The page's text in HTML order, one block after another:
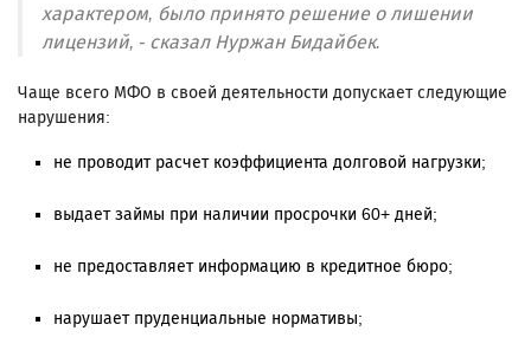
характером, было принято решение о лишении
лицензий, - сказал Нуржан Бидайбек.
Чаще всего МФО в своей деятельности допускает следующие
нарушения:
не проводит расчет коэффициента долговой нагрузки;
выдает займы при наличии просрочки 60+ дней;
не предоставляет информацию в кредитное бюро;
нарушает пруденциальные нормативы;